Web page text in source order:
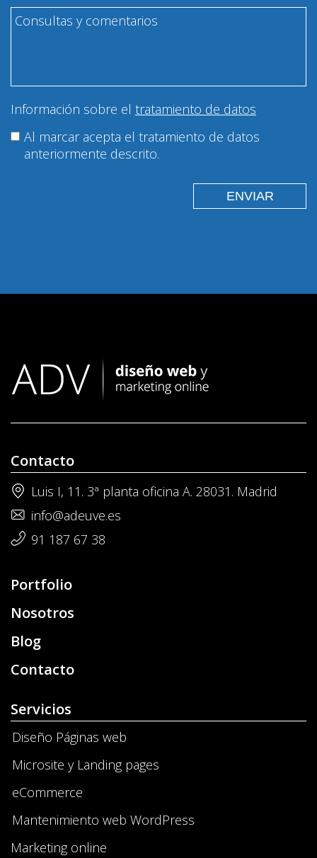
Información sobre el tratamiento de datos
Al marcar acepta el tratamiento de datos
anteriormente descrito.
Contacto
Luis I, 11. 3ª planta oficina A. 28031. Madrid
info@adeuve.es
91 187 67 38
Portfolio
Nosotros
Blog
Contacto
Servicios
Diseño Páginas web
Microsite y Landing pages
eCommerce
Mantenimiento web WordPress
Marketing online